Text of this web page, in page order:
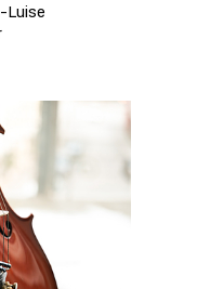
Luise